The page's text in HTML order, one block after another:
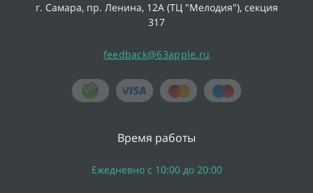
г. Самара, пр. Ленина, 12А (ТЦ "Мелодия"), секция
317
feedback@63apple.ru
Время работы
Ежедневно с 10:00 до 20:00